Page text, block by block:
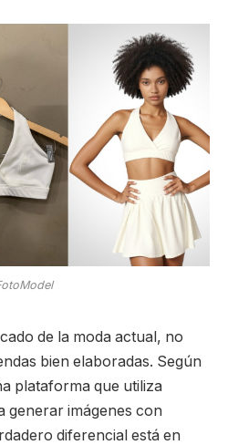
de la moda actual, no
bien elaboradas. Según
plataforma que utiliza
generar imágenes con
diferencial está en